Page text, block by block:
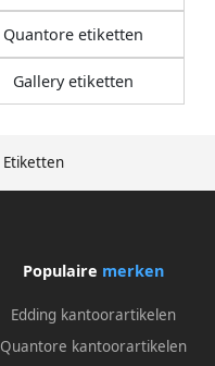
Etiketten
Quantore etiketten
Gallery etiketten
Populaire merken
Edding kantoorartikelen
Quantore kantoorartikelen